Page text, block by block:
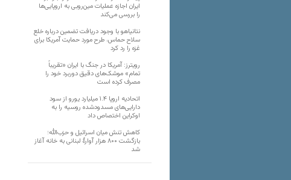
ایران اجازه عملیات مین‌روبی به اروپایی‌ها
را بررسی می‌کند
نتانیاهو با وجود دریافت تضمین درباره خلع
سلاح حماس، طرح مورد حمایت آمریکا برای
غزه را رد کرد
رویترز: آمریکا در جنگ با ایران «تقریباً
تمام» موشک‌های دقیق دوربرد خود را
مصرف کرده است
اتحادیه اروپا ۱.۴ میلیارد یورو از سود
دارایی‌های مسدودشده روسیه را به
اوکراین ‏اختصاص داد
کاهش تنش میان اسرائیل و حزب‌الله؛
بازگشت ۸۰۰ هزار آوارۀ لبنانی به خانه‌ آغاز
شد